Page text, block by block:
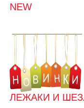
NEW
ЛЕЖАКИ И